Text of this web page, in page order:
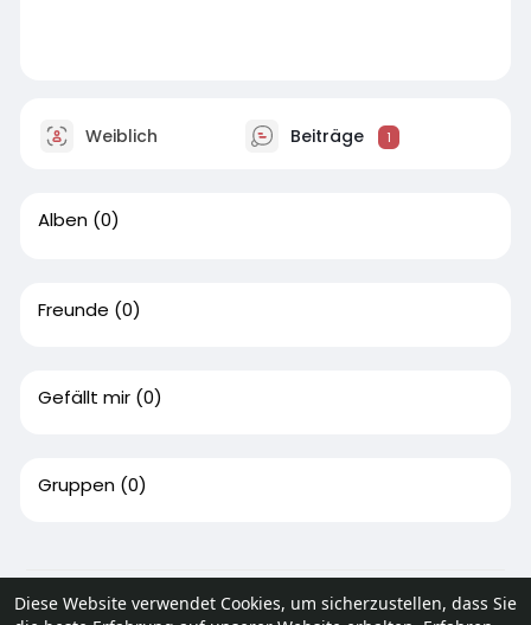
Diese Website verwendet Cookies, um sicherzustellen, dass Sie
Weiblich Beiträge 1
Alben (0)
Freunde (0)
Gefällt mir (0)
Gruppen (0)
© 2026 SocialPoint